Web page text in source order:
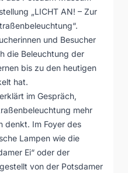
„LICHT AN! – Zur
und Besucher
die Beleuchtung der
bis zu den heutigen
hat.
im Gespräch,
mehr
denkt. Im Foyer des
Lampen wie die
Ei“ oder der
von der Potsdamer